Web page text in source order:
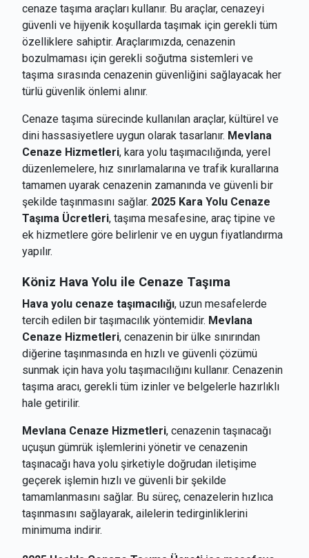
cenaze taşıma araçları kullanır. Bu araçlar, cenazeyi
güvenli ve hijyenik koşullarda taşımak için gerekli tüm
özelliklere sahiptir. Araçlarımızda, cenazenin
bozulmaması için gerekli soğutma sistemleri ve
taşıma sırasında cenazenin güvenliğini sağlayacak her
türlü güvenlik önlemi alınır.
Cenaze taşıma sürecinde kullanılan araçlar, kültürel ve
dini hassasiyetlere uygun olarak tasarlanır. Mevlana
Cenaze Hizmetleri, kara yolu taşımacılığında, yerel
düzenlemelere, hız sınırlamalarına ve trafik kurallarına
tamamen uyarak cenazenin zamanında ve güvenli bir
şekilde taşınmasını sağlar. 2025 Kara Yolu Cenaze
Taşıma Ücretleri, taşıma mesafesine, araç tipine ve
ek hizmetlere göre belirlenir ve en uygun fiyatlandırma
yapılır.
Köniz Hava Yolu ile Cenaze Taşıma
Hava yolu cenaze taşımacılığı, uzun mesafelerde
tercih edilen bir taşımacılık yöntemidir. Mevlana
Cenaze Hizmetleri, cenazenin bir ülke sınırından
diğerine taşınmasında en hızlı ve güvenli çözümü
sunmak için hava yolu taşımacılığını kullanır. Cenazenin
taşıma aracı, gerekli tüm izinler ve belgelerle hazırlıklı
hale getirilir.
Mevlana Cenaze Hizmetleri, cenazenin taşınacağı
uçuşun gümrük işlemlerini yönetir ve cenazenin
taşınacağı hava yolu şirketiyle doğrudan iletişime
geçerek işlemin hızlı ve güvenli bir şekilde
tamamlanmasını sağlar. Bu süreç, cenazelerin hızlıca
taşınmasını sağlayarak, ailelerin tedirginliklerini
minimuma indirir.